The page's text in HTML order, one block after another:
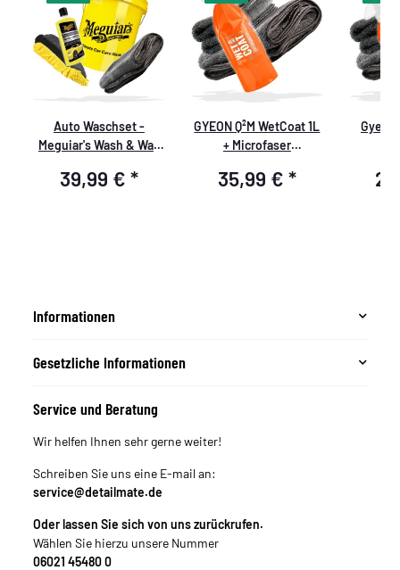
Auto Waschset -
Meguiar's Wash & Wax
Eimer 5GAL +
39,99 € *
GYEON Q²M WetCoat 1L
+ Microfaser
+ 50x80cm, 1000 GSM,
35,99 € *
Gyeon
Informationen
Gesetzliche Informationen
Service und Beratung
Wir helfen Ihnen sehr gerne weiter!
Schreiben Sie uns eine E-mail an:
service@detailmate.de
Oder lassen Sie sich von uns zurückrufen.
Wählen Sie hierzu unsere Nummer
06021 45480 0